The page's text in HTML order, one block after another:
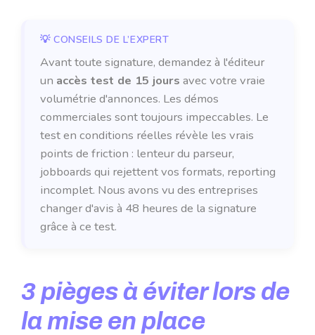
Avant toute signature, demandez à l'éditeur
un accès test de 15 jours avec votre vraie
volumétrie d'annonces. Les démos
commerciales sont toujours impeccables. Le
test en conditions réelles révèle les vrais
points de friction : lenteur du parseur,
jobboards qui rejettent vos formats, reporting
incomplet. Nous avons vu des entreprises
changer d'avis à 48 heures de la signature
grâce à ce test.
3 pièges à éviter lors de
la mise en place